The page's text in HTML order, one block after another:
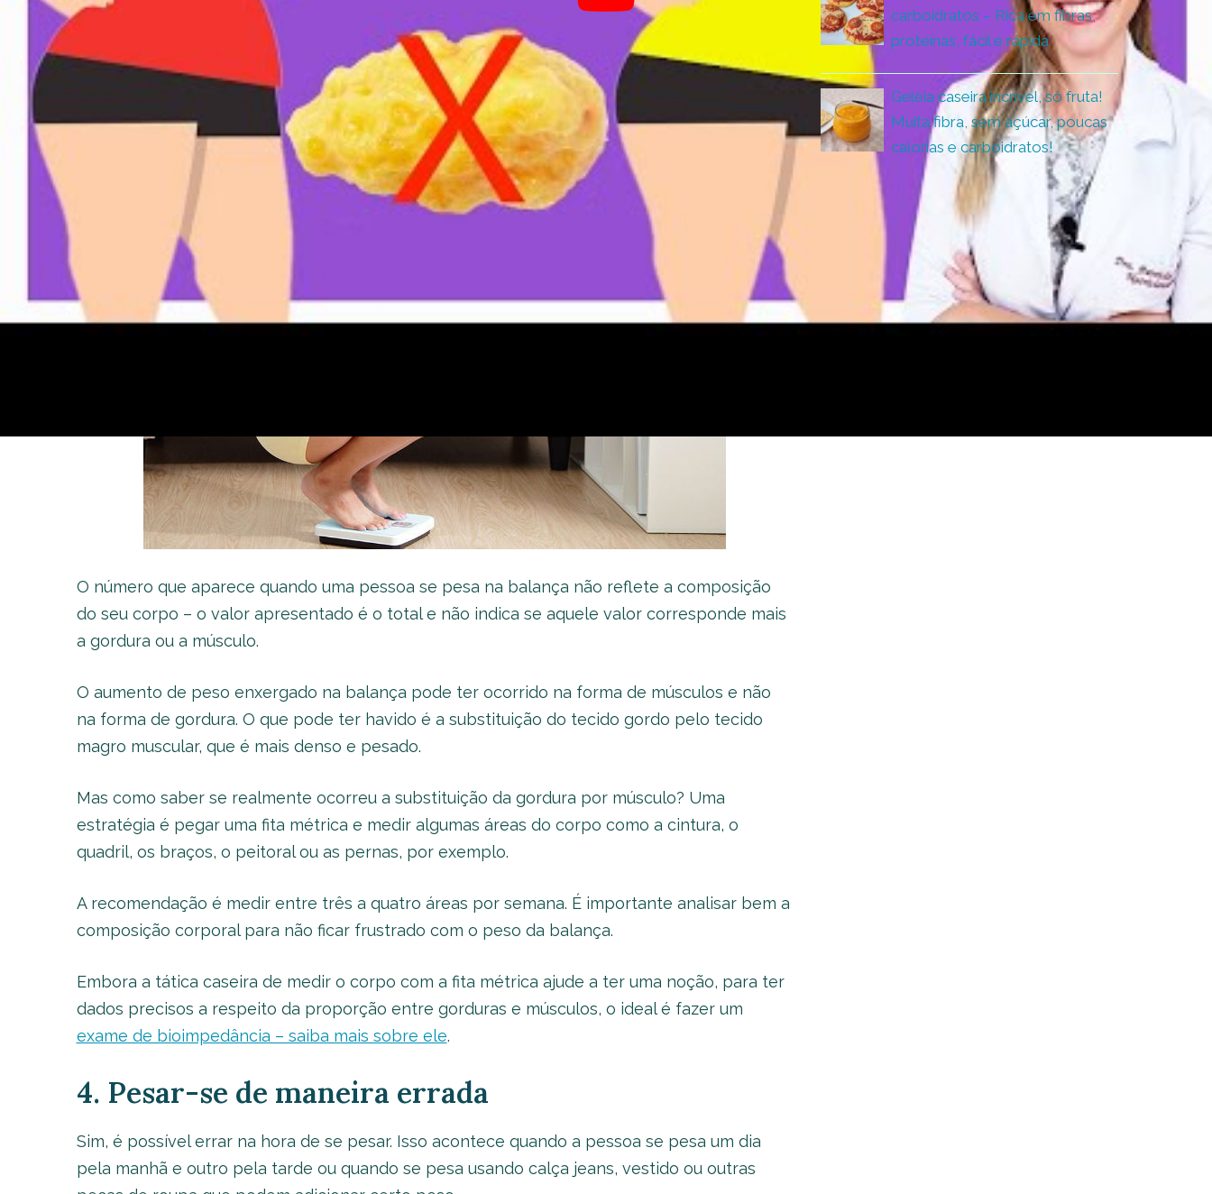
é mesmo?
Para não correr esse risco, vale a pena pedir a orientação de um nutricionista para saber
como deve ser o seu pós-treino, algo que pode variar conforme a atividade física realizada e
os objetivos que se tem em mente.
3. Esquecer a composição corporal na hora de se
pesar na balança
O número que aparece quando uma pessoa se pesa na balança não reflete a composição
do seu corpo – o valor apresentado é o total e não indica se aquele valor corresponde mais
a gordura ou a músculo.
O aumento de peso enxergado na balança pode ter ocorrido na forma de músculos e não
na forma de gordura. O que pode ter havido é a substituição do tecido gordo pelo tecido
magro muscular, que é mais denso e pesado.
Mas como saber se realmente ocorreu a substituição da gordura por músculo? Uma
estratégia é pegar uma fita métrica e medir algumas áreas do corpo como a cintura, o
quadril, os braços, o peitoral ou as pernas, por exemplo.
A recomendação é medir entre três a quatro áreas por semana. É importante analisar bem a
composição corporal para não ficar frustrado com o peso da balança.
Embora a tática caseira de medir o corpo com a fita métrica ajude a ter uma noção, para ter
dados precisos a respeito da proporção entre gorduras e músculos, o ideal é fazer um
exame de bioimpedância – saiba mais sobre ele.
4. Pesar-se de maneira errada
Sim, é possível errar na hora de se pesar. Isso acontece quando a pessoa se pesa um dia
pela manhã e outro pela tarde ou quando se pesa usando calça jeans, vestido ou outras
carboidratos – Rica em fibras,
proteínas, fácil e rápida
Geleia caseira incrível, só fruta!
Muita fibra, sem açúcar, poucas
calorias e carboidratos!